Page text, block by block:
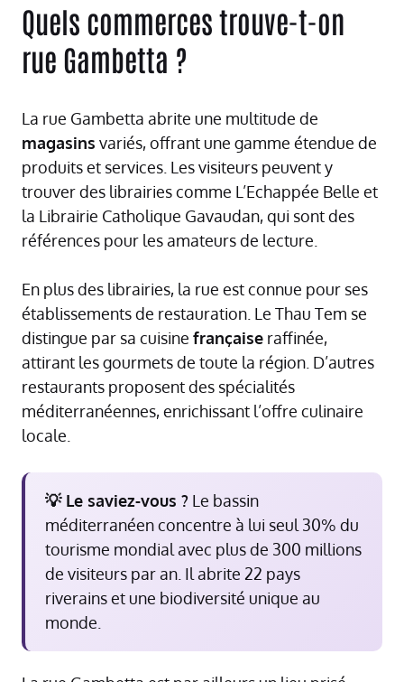
Quels commerces trouve-t-on
rue Gambetta ?
La rue Gambetta abrite une multitude de
magasins variés, offrant une gamme étendue de
produits et services. Les visiteurs peuvent y
trouver des librairies comme L’Echappée Belle et
la Librairie Catholique Gavaudan, qui sont des
références pour les amateurs de lecture.
En plus des librairies, la rue est connue pour ses
établissements de restauration. Le Thau Tem se
distingue par sa cuisine française raffinée,
attirant les gourmets de toute la région. D’autres
restaurants proposent des spécialités
méditerranéennes, enrichissant l’offre culinaire
locale.
💡 Le saviez-vous ? Le bassin
méditerranéen concentre à lui seul 30% du
tourisme mondial avec plus de 300 millions
de visiteurs par an. Il abrite 22 pays
riverains et une biodiversité unique au
monde.